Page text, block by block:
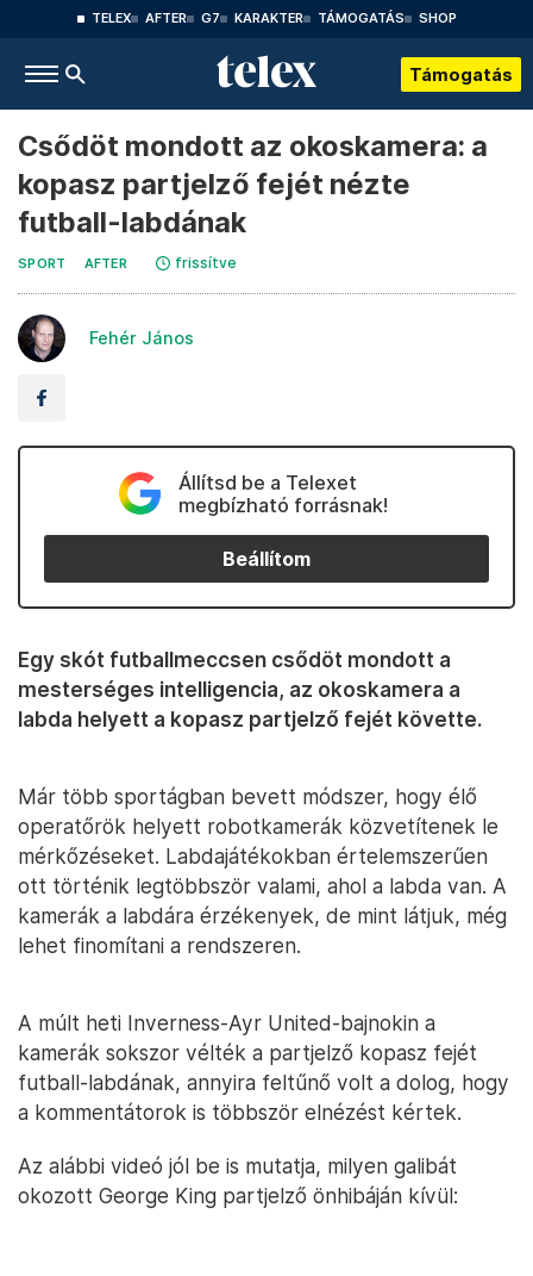
TELEX AFTER G7 KARAKTER TÁMOGATÁS SHOP
Támogatás
Csődöt mondott az okoskamera: a
kopasz partjelző fejét nézte
futball-labdának
SPORT AFTER frissítve
Fehér János
Állítsd be a Telexet
megbízható forrásnak!
Beállítom
Egy skót futballmeccsen csődöt mondott a
mesterséges intelligencia, az okoskamera a
labda helyett a kopasz partjelző fejét követte.
Már több sportágban bevett módszer, hogy élő
operatőrök helyett robotkamerák közvetítenek le
mérkőzéseket. Labdajátékokban értelemszerűen
ott történik legtöbbször valami, ahol a labda van. A
kamerák a labdára érzékenyek, de mint látjuk, még
lehet finomítani a rendszeren.
A múlt heti Inverness-Ayr United-bajnokin a
kamerák sokszor vélték a partjelző kopasz fejét
futball-labdának, annyira feltűnő volt a dolog, hogy
a kommentátorok is többször elnézést kértek.
Az alábbi videó jól be is mutatja, milyen galibát
okozott George King partjelző önhibáján kívül: